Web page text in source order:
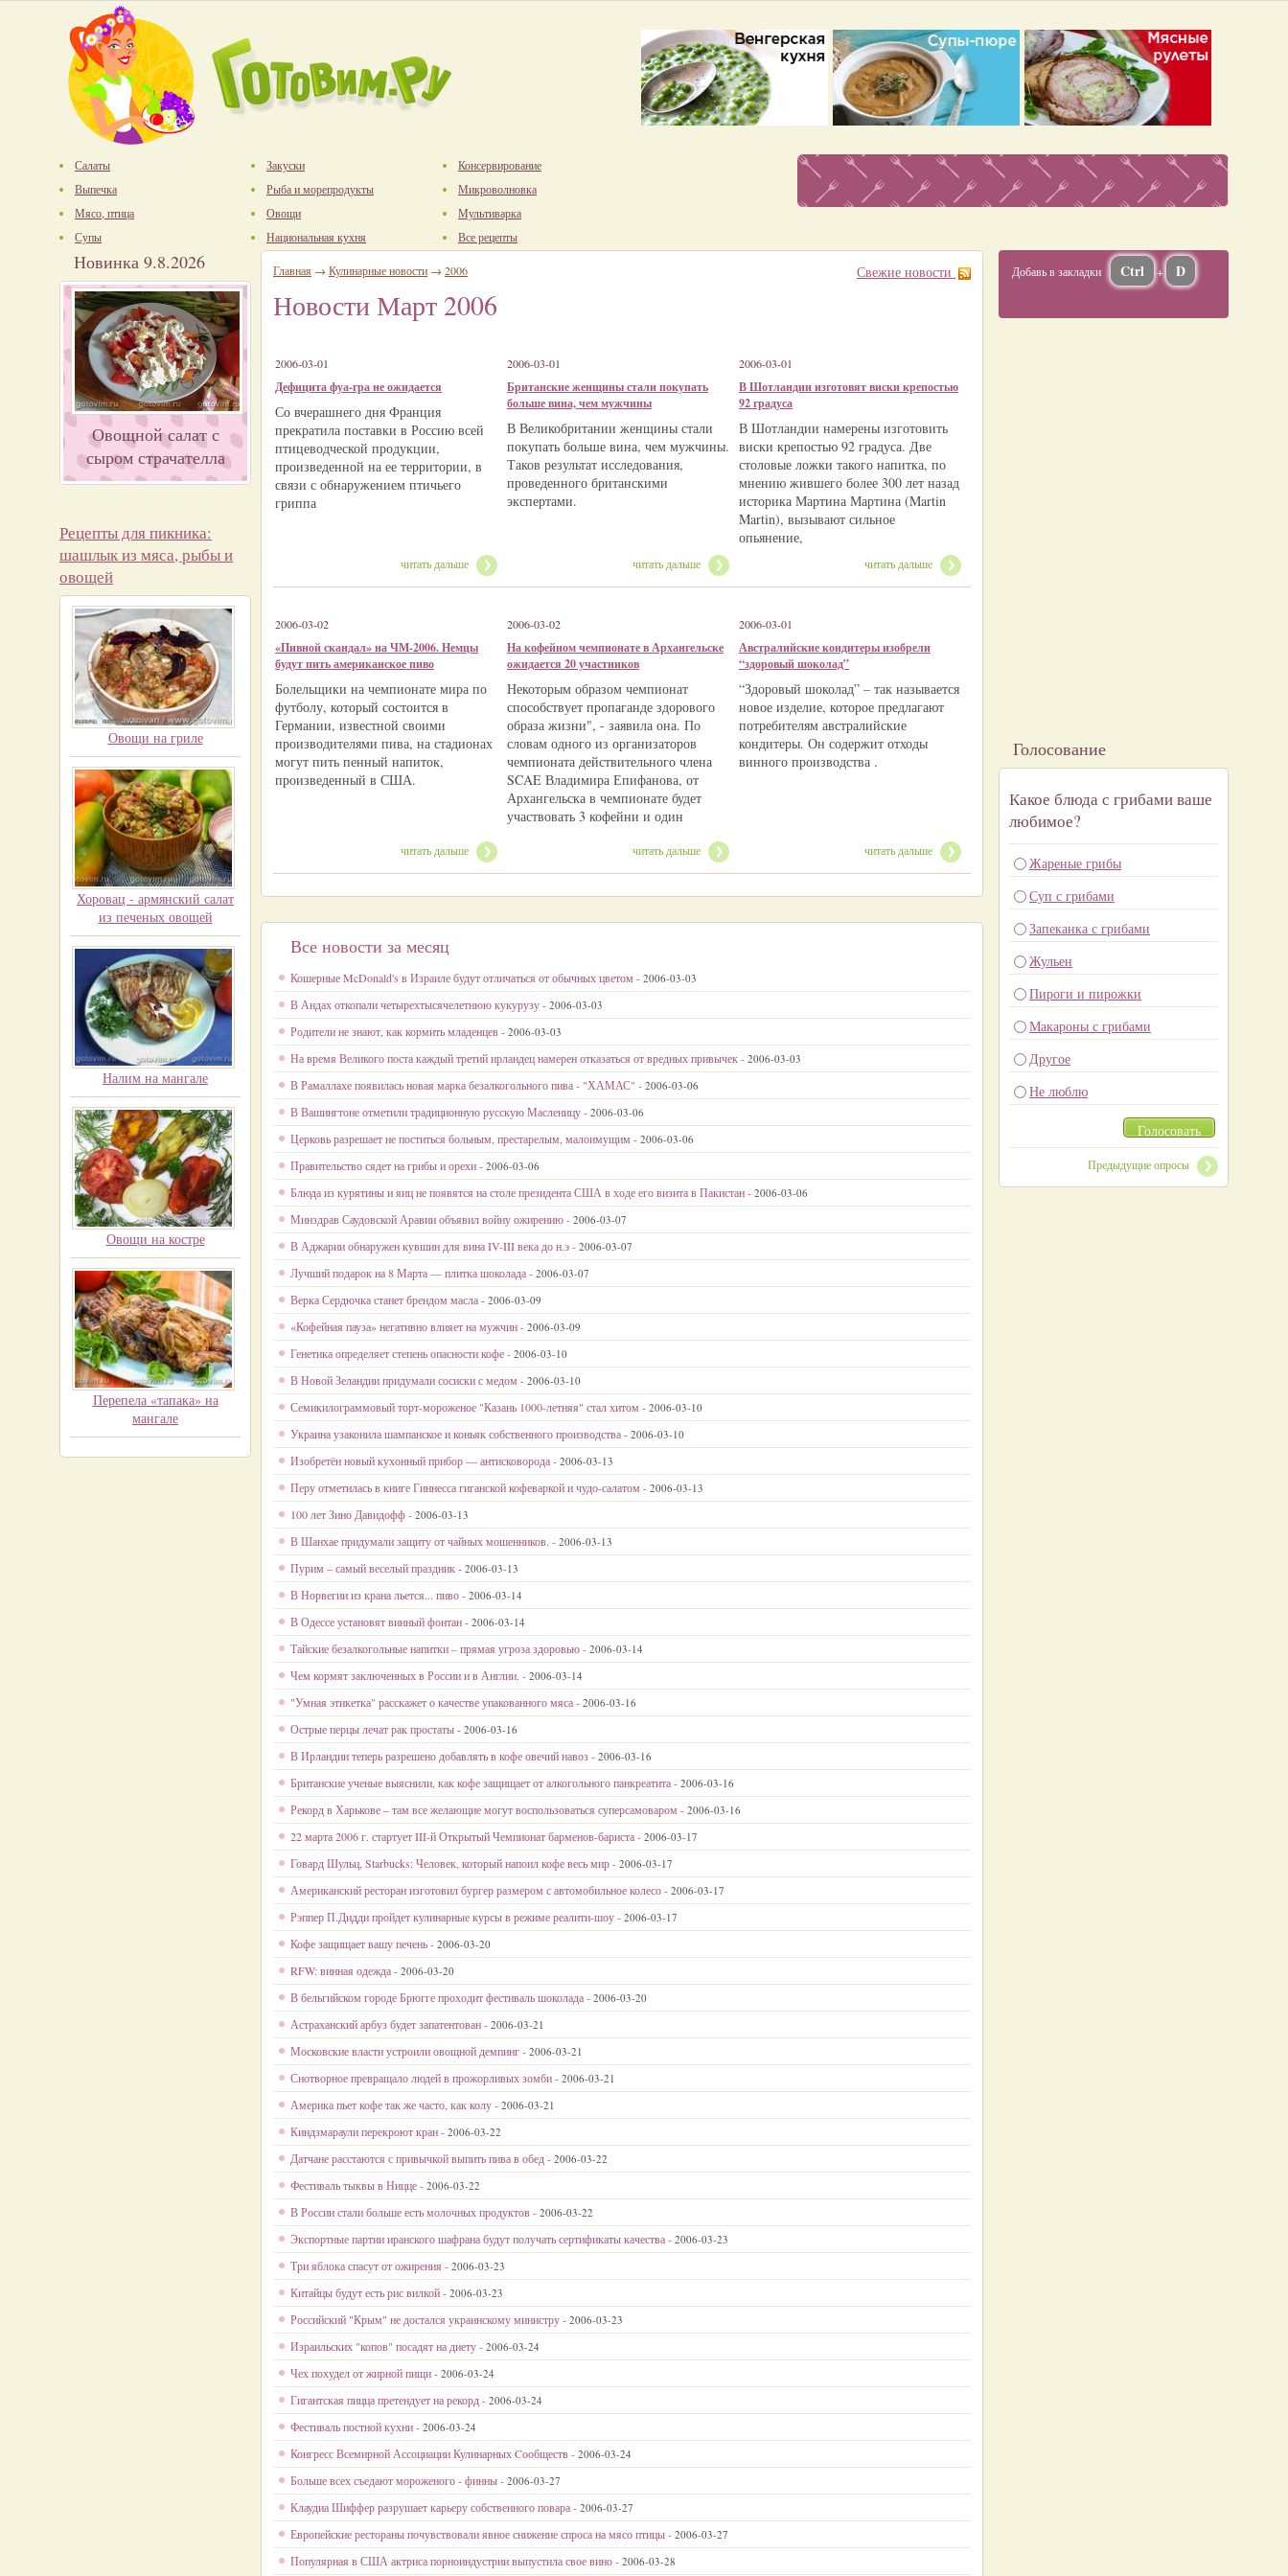
Салаты
Выпечка
Мясо, птица
Супы
Закуски
Рыба и морепродукты
Овощи
Национальная кухня
Консервирование
Микроволновка
Мультиварка
Все рецепты
Новинка 9.8.2026
Овощной салат с
сыром страчателла
Рецепты для пикника:
шашлык из мяса, рыбы и
овощей
Овощи на гриле
Хоровац - армянский салат
из печеных овощей
Налим на мангале
Овощи на костре
Перепела «тапака» на
мангале
Главная → Кулинарные новости → 2006 Свежие новости
Новости Март 2006
2006-03-01
В Шотландии изготовят виски крепостью
92 градуса
В Шотландии намерены изготовить
виски крепостью 92 градуса. Две
столовые ложки такого напитка, по
мнению жившего более 300 лет назад
историка Мартина Мартина (Martin
Martin), вызывают сильное
опьянение,
2006-03-01
Британские женщины стали покупать
больше вина, чем мужчины
В Великобритании женщины стали
покупать больше вина, чем мужчины.
Таков результат исследования,
проведенного британскими
экспертами.
2006-03-01
Дефицита фуа-гра не ожидается
Со вчерашнего дня Франция
прекратила поставки в Россию всей
птицеводческой продукции,
произведенной на ее территории, в
связи с обнаружением птичьего
гриппа
читать дальше
читать дальше
читать дальше
2006-03-01
Австралийские кондитеры изобрели
“здоровый шоколад”
“Здоровый шоколад” – так называется
новое изделие, которое предлагают
потребителям австралийские
кондитеры. Он содержит отходы
винного производства .
2006-03-02
На кофейном чемпионате в Архангельске
ожидается 20 участников
Некоторым образом чемпионат
способствует пропаганде здорового
образа жизни", - заявила она. По
словам одного из организаторов
чемпионата действительного члена
SCAE Владимира Епифанова, от
Архангельска в чемпионате будет
участвовать 3 кофейни и один
2006-03-02
«Пивной скандал» на ЧМ-2006. Немцы
будут пить американское пиво
Болельщики на чемпионате мира по
футболу, который состоится в
Германии, известной своими
производителями пива, на стадионах
могут пить пенный напиток,
произведенный в США.
читать дальше
читать дальше
читать дальше
Все новости за месяц
Кошерные McDonald's в Израиле будут отличаться от обычных цветом - 2006-03-03
В Андах откопали четырехтысячелетнюю кукурузу - 2006-03-03
Родители не знают, как кормить младенцев - 2006-03-03
На время Великого поста каждый третий ирландец намерен отказаться от вредных привычек - 2006-03-03
В Рамаллахе появилась новая марка безалкогольного пива - "ХАМАС" - 2006-03-06
В Вашингтоне отметили традиционную русскую Масленицу - 2006-03-06
Церковь разрешает не поститься больным, престарелым, малоимущим - 2006-03-06
Правительство сядет на грибы и орехи - 2006-03-06
Блюда из курятины и яиц не появятся на столе президента США в ходе его визита в Пакистан - 2006-03-06
Минздрав Саудовской Аравии объявил войну ожирению - 2006-03-07
В Аджарии обнаружен кувшин для вина IV-III века до н.э - 2006-03-07
Лучший подарок на 8 Марта — плитка шоколада - 2006-03-07
Верка Сердючка станет брендом масла - 2006-03-09
«Кофейная пауза» негативно влияет на мужчин - 2006-03-09
Генетика определяет степень опасности кофе - 2006-03-10
В Новой Зеландии придумали сосиски с медом - 2006-03-10
Семикилограммовый торт-мороженое "Казань 1000-летняя" стал хитом - 2006-03-10
Украина узаконила шампанское и коньяк собственного производства - 2006-03-10
Изобретён новый кухонный прибор — антисковорода - 2006-03-13
Перу отметилась в книге Гиннесса гиганской кофеваркой и чудо-салатом - 2006-03-13
100 лет Зино Давидофф - 2006-03-13
В Шанхае придумали защиту от чайных мошенников. - 2006-03-13
Пурим – самый веселый праздник - 2006-03-13
В Норвегии из крана льется... пиво - 2006-03-14
В Одессе установят винный фонтан - 2006-03-14
Тайские безалкогольные напитки – прямая угроза здоровью - 2006-03-14
Чем кормят заключенных в России и в Англии. - 2006-03-14
"Умная этикетка" расскажет о качестве упакованного мяса - 2006-03-16
Острые перцы лечат рак простаты - 2006-03-16
В Ирландии теперь разрешено добавлять в кофе овечий навоз - 2006-03-16
Британские ученые выяснили, как кофе защищает от алкогольного панкреатита - 2006-03-16
Рекорд в Харькове – там все желающие могут воспользоваться суперсамоваром - 2006-03-16
22 марта 2006 г. стартует III-й Открытый Чемпионат барменов-бариста - 2006-03-17
Говард Шульц, Starbucks: Человек, который напоил кофе весь мир - 2006-03-17
Американский ресторан изготовил бургер размером с автомобильное колесо - 2006-03-17
Рэппер П.Дидди пройдет кулинарные курсы в режиме реалити-шоу - 2006-03-17
Кофе защищает вашу печень - 2006-03-20
RFW: винная одежда - 2006-03-20
В бельгийском городе Брюгге проходит фестиваль шоколада - 2006-03-20
Астраханский арбуз будет запатентован - 2006-03-21
Московские власти устроили овощной демпинг - 2006-03-21
Снотворное превращало людей в прожорливых зомби - 2006-03-21
Америка пьет кофе так же часто, как колу - 2006-03-21
Киндзмараули перекроют кран - 2006-03-22
Датчане расстаются с привычкой выпить пива в обед - 2006-03-22
Фестиваль тыквы в Ницце - 2006-03-22
В России стали больше есть молочных продуктов - 2006-03-22
Экспортные партии иранского шафрана будут получать сертификаты качества - 2006-03-23
Три яблока спасут от ожирения - 2006-03-23
Китайцы будут есть рис вилкой - 2006-03-23
Российский "Крым" не достался украинскому министру - 2006-03-23
Израильских "копов" посадят на диету - 2006-03-24
Чех похудел от жирной пищи - 2006-03-24
Гигантская пицца претендует на рекорд - 2006-03-24
Фестиваль постной кухни - 2006-03-24
Конгресс Всемирной Ассоциации Кулинарных Cообществ - 2006-03-24
Больше всех съедают мороженого - финны - 2006-03-27
Клаудиа Шиффер разрушает карьеру собственного повара - 2006-03-27
Европейские рестораны почувствовали явное снижение спроса на мясо птицы - 2006-03-27
Популярная в США актриса порноиндустрии выпустила свое вино - 2006-03-28
Добавь в закладки Ctrl + D
Голосование
Какое блюда с грибами ваше
любимое?
Жареные грибы
Суп с грибами
Запеканка с грибами
Жульен
Пироги и пирожки
Макароны с грибами
Другое
Не люблю
Голосовать
Предыдущие опросы